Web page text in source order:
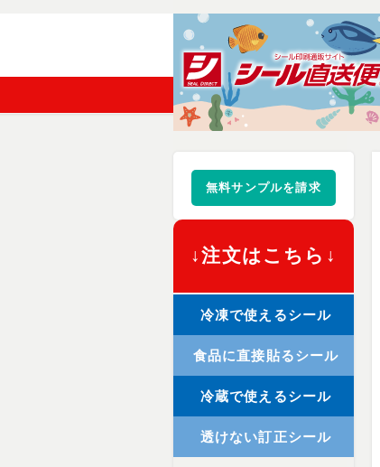
無料サンプルを請求
↓注文はこちら↓
冷凍で使えるシール
食品に直接貼るシール
冷蔵で使えるシール
透けない訂正シール